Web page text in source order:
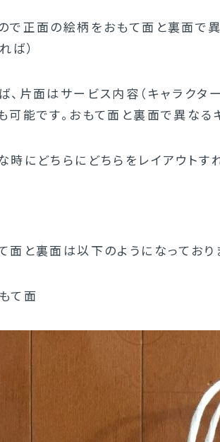
で正面の絵柄をおもて面と裏面で
ば）
、片面はサービス内容（キャラクタ
可能です。おもて面と裏面で異なる
時にどちらにどちらをレイアウトす
面と裏面は以下のようになっており
て面